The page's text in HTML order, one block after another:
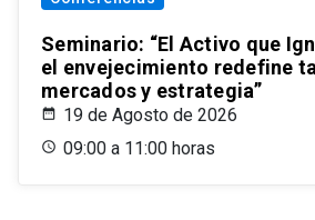
Seminario: “El Activo que
el envejecimiento redefine
mercados y estrategia”
19 de Agosto de 2026
09:00 a 11:00 horas